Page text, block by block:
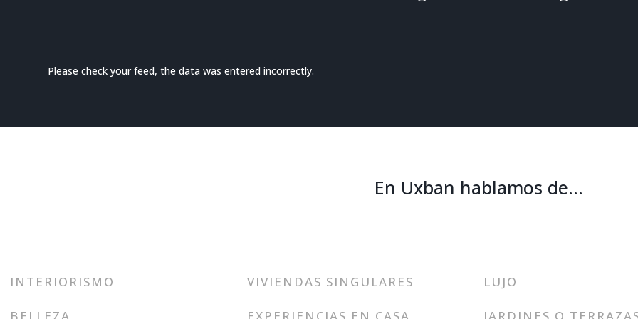
Please check your feed, the data was entered incorrectly.
En Uxban hablamos de…
INTERIORISMO VIVIENDAS SINGULARES LUJO